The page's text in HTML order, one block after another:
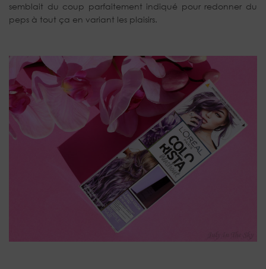
semblait du coup parfaitement indiqué pour redonner du
peps à tout ça en variant les plaisirs.